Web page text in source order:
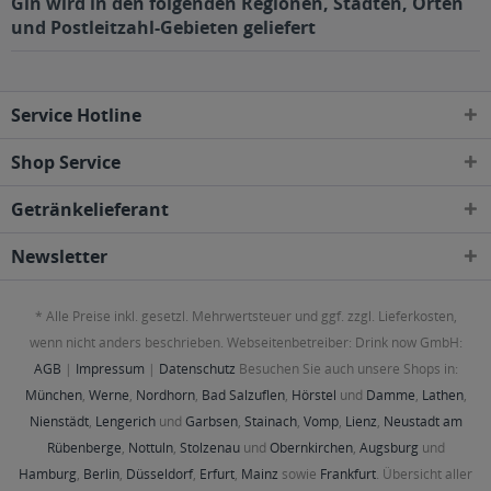
und Postleitzahl-Gebieten geliefert
Service Hotline
Shop Service
Getränkelieferant
Newsletter
* Alle Preise inkl. gesetzl. Mehrwertsteuer und ggf. zzgl. Lieferkosten,
wenn nicht anders beschrieben. Webseitenbetreiber: Drink now GmbH:
AGB | Impressum | Datenschutz Besuchen Sie auch unsere Shops in:
München, Werne, Nordhorn, Bad Salzuflen, Hörstel und Damme, Lathen,
Nienstädt, Lengerichund Garbsen, Stainach, Vomp, Lienz, Neustadt am
Rübenberge, Nottuln, Stolzenauund Obernkirchen, Augsburgund
Hamburg, Berlin, Düsseldorf, Erfurt, Mainz sowie Frankfurt. Übersicht aller